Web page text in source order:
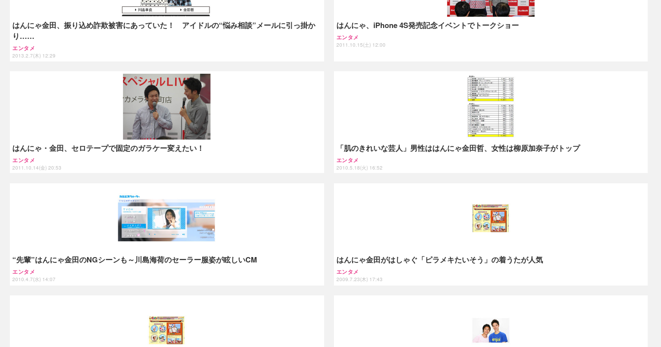
はんにゃ金田、振り込め詐欺被害にあっていた！ アイドルの“悩み相談”メールに引っ掛か
り……
エンタメ
2013.2.7(木) 12:29
はんにゃ、iPhone 4S発売記念イベントでトークショー
エンタメ
2011.10.15(土) 12:00
はんにゃ・金田、セロテープで固定のガラケー変えたい！
エンタメ
2011.10.14(金) 20:53
「肌のきれいな芸人」男性ははんにゃ金田哲、女性は柳原加奈子がトップ
エンタメ
2010.5.18(火) 16:52
“先輩”はんにゃ金田のNGシーンも～川島海荷のセーラー服姿が眩しいCM
エンタメ
2010.4.7(水) 14:07
はんにゃ金田がはしゃぐ「ピラメキたいそう」の着うたが人気
エンタメ
2009.7.23(木) 17:43